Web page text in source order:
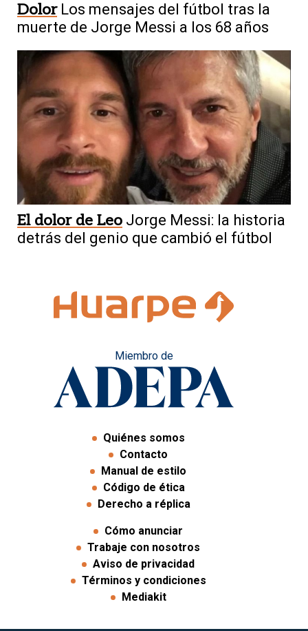
Dolor Los mensajes del fútbol tras la
muerte de Jorge Messi a los 68 años
El dolor de Leo Jorge Messi: la historia
detrás del genio que cambió el fútbol
Miembro de
Quiénes somos
Contacto
Manual de estilo
Código de ética
Derecho a réplica
Cómo anunciar
Trabaje con nosotros
Aviso de privacidad
Términos y condiciones
Mediakit